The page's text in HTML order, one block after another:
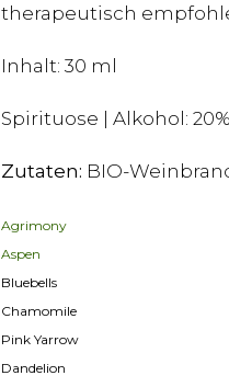
therapeutisch
Inhalt: 30 ml
Spirituose | Alkohol:
Zutaten: BIO-
Agrimony
Aspen
Bluebells
Chamomile
Pink Yarrow
Dandelion